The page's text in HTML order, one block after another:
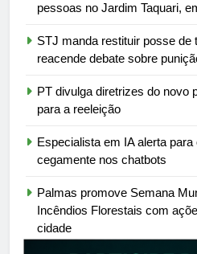
pessoas no Jardim Taquari,
STJ manda restituir posse
reacende debate sobre
PT divulga diretrizes do novo
para a reeleição
Especialista em IA alerta
cegamente nos chatbots
Palmas promove Semana
Incêndios Florestais com
cidade